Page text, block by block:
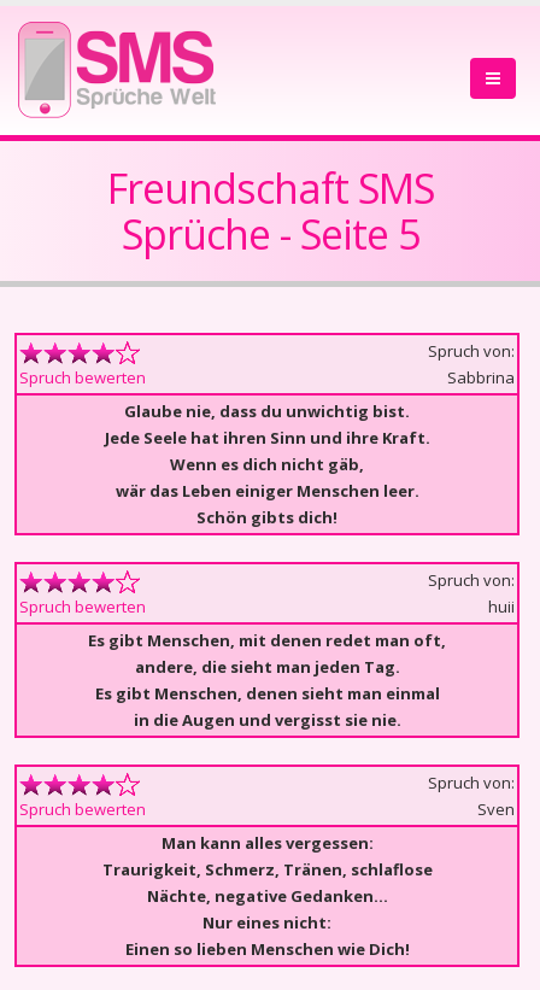
Freundschaft SMS
Sprüche - Seite 5
Spruch bewerten
Spruch von:
Sabbrina
Glaube nie, dass du unwichtig bist.
Jede Seele hat ihren Sinn und ihre Kraft.
Wenn es dich nicht gäb,
wär das Leben einiger Menschen leer.
Schön gibts dich!
Spruch bewerten
Spruch von:
huii
Es gibt Menschen, mit denen redet man oft,
andere, die sieht man jeden Tag.
Es gibt Menschen, denen sieht man einmal
in die Augen und vergisst sie nie.
Spruch bewerten
Spruch von:
Sven
Man kann alles vergessen:
Traurigkeit, Schmerz, Tränen, schlaflose
Nächte, negative Gedanken...
Nur eines nicht:
Einen so lieben Menschen wie Dich!